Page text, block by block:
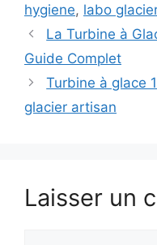
hygiene, labo
La Turbine à
Guide Complet
Turbine à glace
glacier artisan
Laisser un